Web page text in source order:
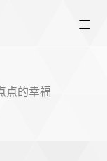
点的幸福